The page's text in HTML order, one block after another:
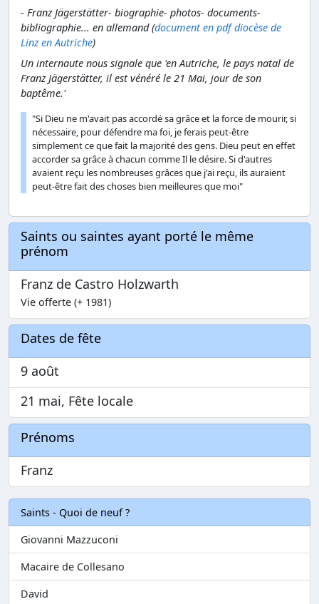
- Franz Jägerstätter- biographie- photos- documents-
bibliographie... en allemand (document en pdf diocèse de
Linz en Autriche)
Un internaute nous signale que 'en Autriche, le pays natal de
Franz Jägerstätter, il est vénéré le 21 Mai, jour de son
baptême.'
"Si Dieu ne m'avait pas accordé sa grâce et la force de mourir, si
nécessaire, pour défendre ma foi, je ferais peut-être
simplement ce que fait la majorité des gens. Dieu peut en effet
accorder sa grâce à chacun comme Il le désire. Si d'autres
avaient reçu les nombreuses grâces que j'ai reçu, ils auraient
peut-être fait des choses bien meilleures que moi"
Saints ou saintes ayant porté le même
prénom
Franz de Castro Holzwarth
Vie offerte (+ 1981)
Dates de fête
9 août
21 mai, Fête locale
Prénoms
Franz
Saints - Quoi de neuf ?
Giovanni Mazzuconi
Macaire de Collesano
David